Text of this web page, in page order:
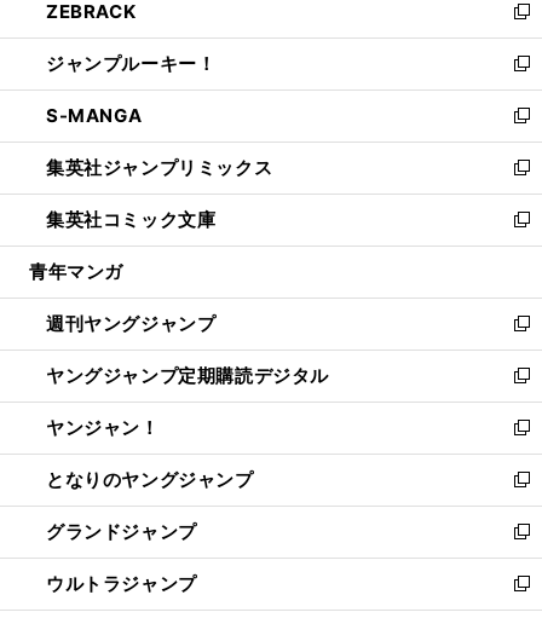
く
で
開
く
ド
ウ
で
開
く
ィ
ン
ド
ウ
で
開
く
い
ウ
ィ
ン
ド
ウ
で
開
く
ZEBRACK
新
し
い
ウ
ィ
ン
ド
ウ
で
開
ジャンプルーキー！
新
し
い
ウ
ィ
ン
ド
ウ
開
く
S-MANGA
新
し
い
ウ
ィ
ン
ウ
で
開
く
集英社ジャンプリミックス
新
し
い
ウ
ン
ド
ウ
で
開
く
集英社コミック文庫
新
し
ウ
ィ
ン
ド
ウ
で
開
く
青年マンガ
週刊ヤングジャンプ
新
し
い
ウ
ィ
ン
ド
ウ
で
開
く
ヤングジャンプ定期購読デジタル
新
し
い
ウ
ィ
ン
ド
ウ
で
開
ヤンジャン！
新
し
い
ウ
ィ
ン
ド
ウ
となりのヤングジャンプ
新
し
い
ウ
ィ
ン
グランドジャンプ
新
し
い
ウ
ウルトラジャンプ
新